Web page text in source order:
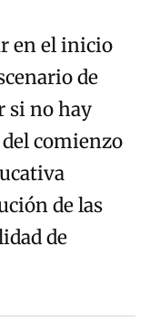
en el inicio
de
si no hay
comienzo
de las
de